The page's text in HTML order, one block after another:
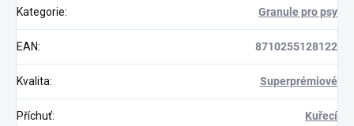
Kategorie: Granule pro psy
EAN: 8710255128122
Kvalita: Superprémiové
Příchuť: Kuřecí